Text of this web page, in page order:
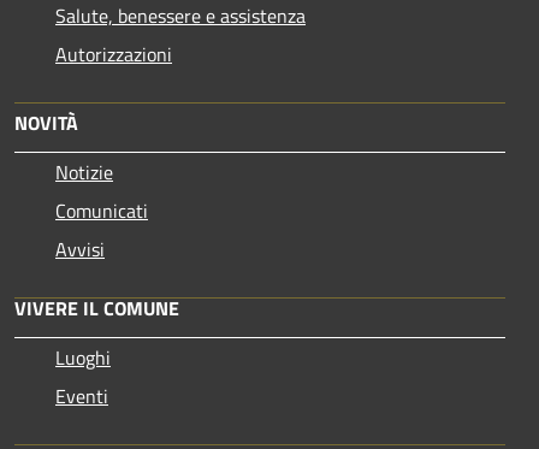
Salute, benessere e assistenza
Autorizzazioni
NOVITÀ
Notizie
Comunicati
Avvisi
VIVERE IL COMUNE
Luoghi
Eventi